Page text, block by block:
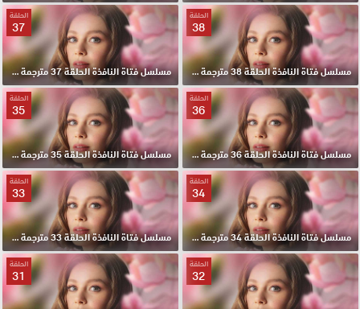
الحلقة
38
مسلسل فتاة النافذة الحلقة 38 مترجمة HD
الحلقة
37
مسلسل فتاة النافذة الحلقة 37 مترجمة HD
الحلقة
36
مسلسل فتاة النافذة الحلقة 36 مترجمة HD
الحلقة
35
مسلسل فتاة النافذة الحلقة 35 مترجمة HD
الحلقة
34
مسلسل فتاة النافذة الحلقة 34 مترجمة HD
الحلقة
33
مسلسل فتاة النافذة الحلقة 33 مترجمة HD
الحلقة
32
الحلقة
31